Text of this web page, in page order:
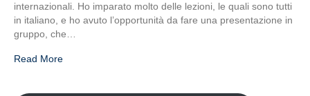
internazionali. Ho imparato molto delle lezioni, le quali sono tutti
in italiano, e ho avuto l’opportunità da fare una presentazione in
gruppo, che…
Read More